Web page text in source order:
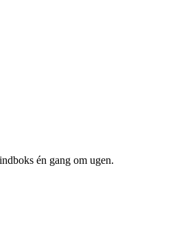
én gang om ugen.